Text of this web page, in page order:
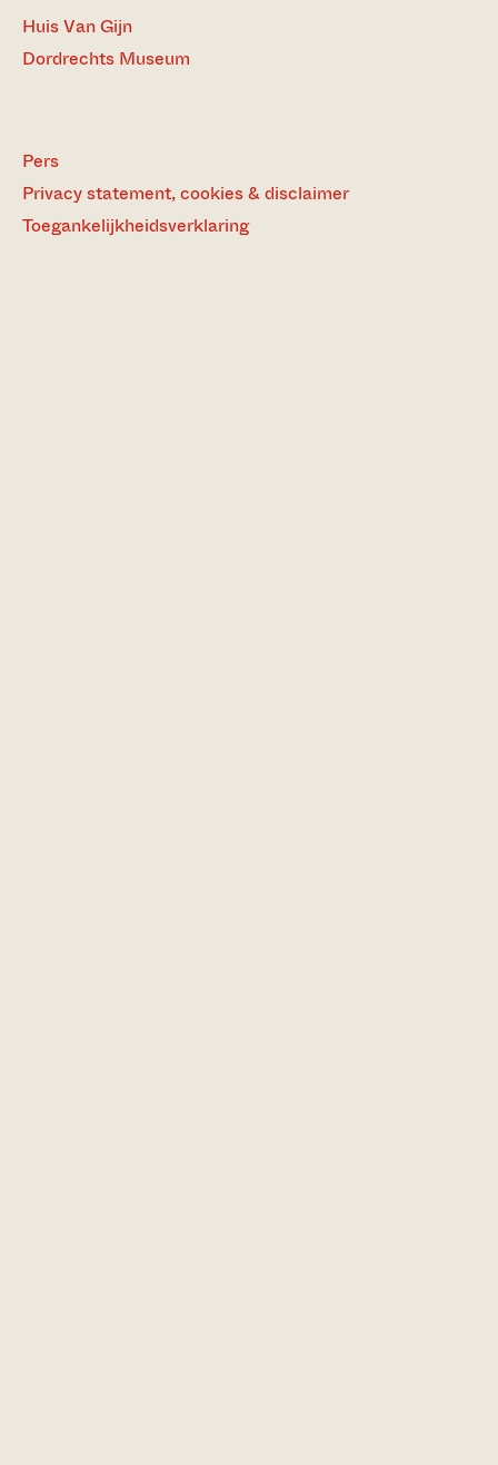
Huis Van Gijn
Dordrechts Museum
Pers
Privacy statement, cookies & disclaimer
Toegankelijkheidsverklaring